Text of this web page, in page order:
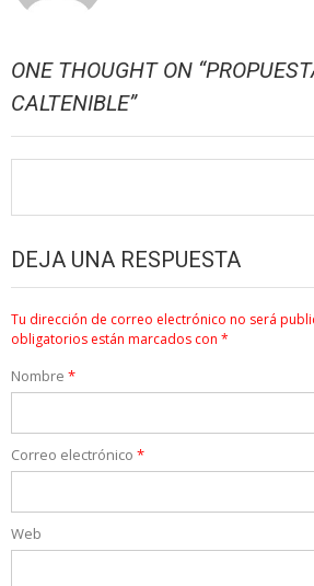
ONE THOUGHT ON “
CALTENIBLE”
DEJA UNA RESPUESTA
Tu dirección de correo electrónico no será
obligatorios están marcados con *
Nombre *
Correo electrónico *
Web